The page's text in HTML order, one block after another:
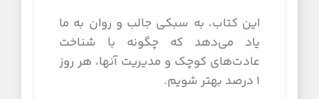
این کتاب، به سبکی جالب و روان به ما
یاد می‌دهد که چگونه با شناخت
عادت‌های کوچک و مدیریت آنها، هر روز
۱ درصد بهتر شویم.